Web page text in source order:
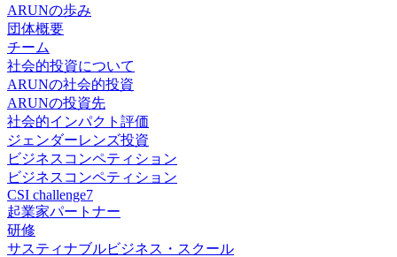
ARUNの歩み
団体概要
チーム
社会的投資について
ARUNの社会的投資
ARUNの投資先
社会的インパクト評価
ジェンダーレンズ投資
ビジネスコンペティション
ビジネスコンペティション
CSI challenge7
起業家パートナー
研修
サスティナブルビジネス・スクール